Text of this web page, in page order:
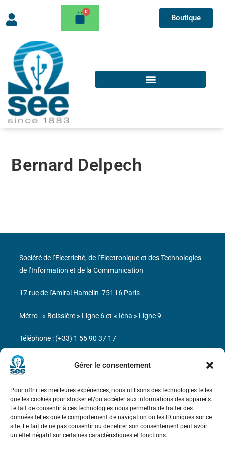
Gérer le consentement
Pour offrir les meilleures expériences, nous utilisons des technologies telles
que les cookies pour stocker et/ou accéder aux informations des appareils.
Le fait de consentir à ces technologies nous permettra de traiter des
données telles que le comportement de navigation ou les ID uniques sur ce
site. Le fait de ne pas consentir ou de retirer son consentement peut avoir
un effet négatif sur certaines caractéristiques et fonctions.
Boutique
Bernard Delpech
Bicentenaire des découvertes d’André-
Marie Ampère
Mentions légales
Société de l’Electricité, de l’Electronique et des Technologies
de l’Information et de la Communication
17 rue de l’Amiral Hamelin 75116 Paris
Métro : « Boissière » Ligne 6 et « Iéna » Ligne 9
Téléphone : (+33) 1 56 90 37 17
N° de SIREN : 785 393 232, Code APE : 9412Z TVA intra-
communautaire : FR44 785 393 232